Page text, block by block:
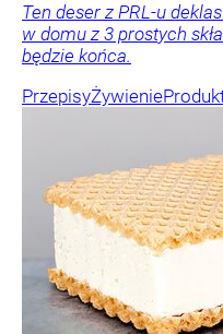
Ten deser z PRL-u
w domu z 3 prostych
będzie końca.
PrzepisyŻywienie